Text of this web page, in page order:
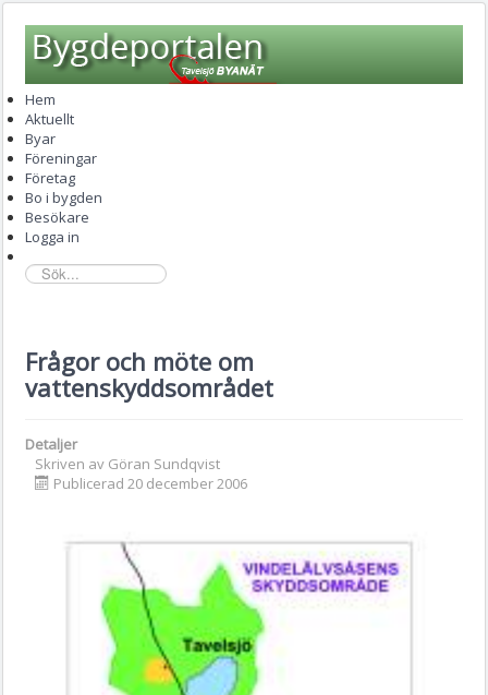
Hem
Aktuellt
Byar
Föreningar
Företag
Bo i bygden
Besökare
Logga in
sök...
Frågor och möte om
vattenskyddsområdet
Detaljer
Skriven av Göran Sundqvist
Publicerad 20 december 2006